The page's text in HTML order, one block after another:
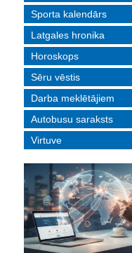
Sporta kalendārs
Latgales hronika
Horoskops
Sēru vēstis
Darba meklētājiem
Autobusu saraksts
Virtuve